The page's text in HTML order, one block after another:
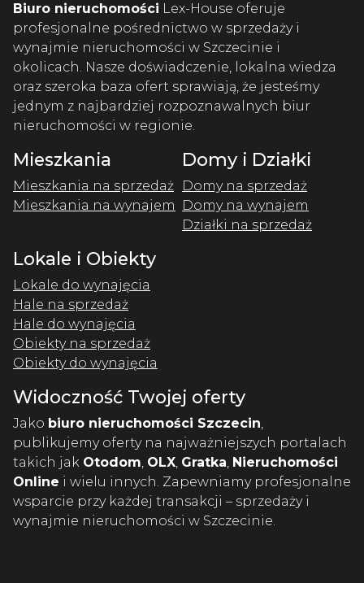
Biuro nieruchomości Lex-House oferuje
profesjonalne pośrednictwo w sprzedaży i
wynajmie nieruchomości w Szczecinie i
okolicach. Nasze doświadczenie, lokalna wiedza
oraz szeroka baza ofert sprawiają, że jesteśmy
jednym z najbardziej rozpoznawalnych biur
nieruchomości w regionie.
Mieszkania
Mieszkania na sprzedaż
Mieszkania na wynajem
Domy i Działki
Domy na sprzedaż
Domy na wynajem
Działki na sprzedaż
Lokale i Obiekty
Lokale do wynajęcia
Hale na sprzedaż
Hale do wynajęcia
Obiekty na sprzedaż
Obiekty do wynajęcia
Widoczność Twojej oferty
Jako biuro nieruchomości Szczecin,
publikujemy oferty na najważniejszych portalach
takich jak Otodom, OLX, Gratka, Nieruchomości
Online i wielu innych. Zapewniamy profesjonalne
wsparcie przy każdej transakcji – sprzedaży i
wynajmie nieruchomości w Szczecinie.